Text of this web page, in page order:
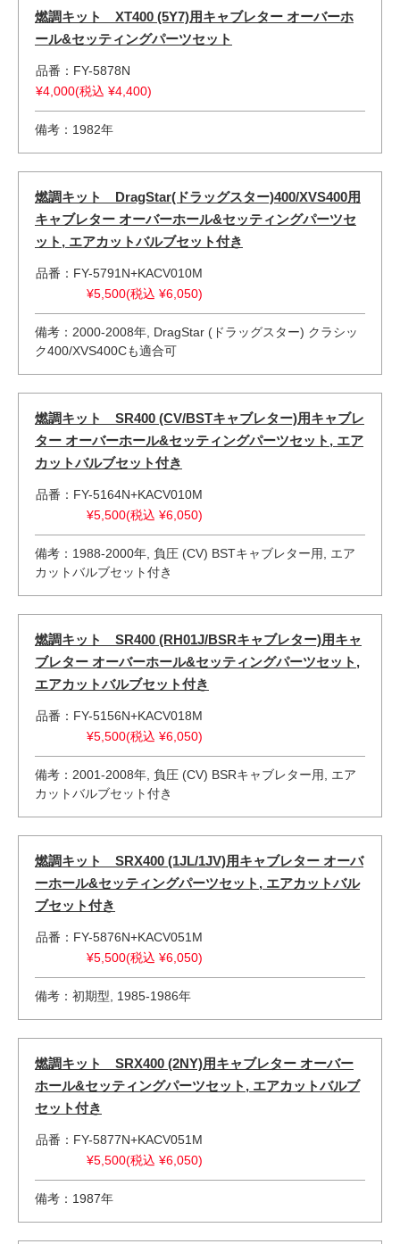
燃調キット XT400 (5Y7)用キャブレター オーバーホ
ール&セッティングパーツセット
品番：FY-5878N
¥4,000(税込 ¥4,400)
備考：1982年
燃調キット DragStar(ドラッグスター)400/XVS400用
キャブレター オーバーホール&セッティングパーツセ
ット, エアカットバルブセット付き
品番：FY-5791N+KACV010M
¥5,500(税込 ¥6,050)
備考：2000-2008年, DragStar (ドラッグスター) クラシッ
ク400/XVS400Cも適合可
燃調キット SR400 (CV/BSTキャブレター)用キャブレ
ター オーバーホール&セッティングパーツセット, エア
カットバルブセット付き
品番：FY-5164N+KACV010M
¥5,500(税込 ¥6,050)
備考：1988-2000年, 負圧 (CV) BSTキャブレター用, エア
カットバルブセット付き
燃調キット SR400 (RH01J/BSRキャブレター)用キャ
ブレター オーバーホール&セッティングパーツセット,
エアカットバルブセット付き
品番：FY-5156N+KACV018M
¥5,500(税込 ¥6,050)
備考：2001-2008年, 負圧 (CV) BSRキャブレター用, エア
カットバルブセット付き
燃調キット SRX400 (1JL/1JV)用キャブレター オーバ
ーホール&セッティングパーツセット, エアカットバル
ブセット付き
品番：FY-5876N+KACV051M
¥5,500(税込 ¥6,050)
備考：初期型, 1985-1986年
燃調キット SRX400 (2NY)用キャブレター オーバー
ホール&セッティングパーツセット, エアカットバルブ
セット付き
品番：FY-5877N+KACV051M
¥5,500(税込 ¥6,050)
備考：1987年